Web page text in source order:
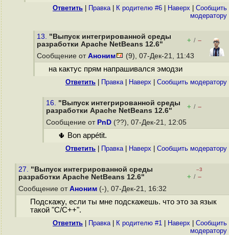
Ответить Правка| К родителю #6 Наверх
Cообщить
модератору
13. "Выпуск интегрированной среды
разработки Apache NetBeans 12.6"
+ / –
Сообщение от Аноним (9), 07-Дек-21, 11:43
на кактус прям напрашивался эмодзи
Ответить Правка| Наверх Cообщить модератору
16. "Выпуск интегрированной среды
разработки Apache NetBeans 12.6"
+ / –
Сообщение от PnD (??), 07-Дек-21, 12:05
🌵 Bon appétit.
Ответить Правка| Наверх Cообщить модератору
27. "Выпуск интегрированной среды
разработки Apache NetBeans 12.6"
–3
+ / –
Сообщение от Аноним (-), 07-Дек-21, 16:32
Подскажу, если ты мне подскажешь. что это за язык
такой "С/С++".
Ответить Правка| К родителю #1 Наверх
Cообщить
модератору